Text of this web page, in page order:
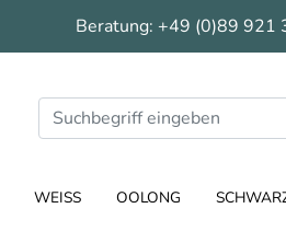
Beratung: +49 (0)89 921
WEISS OOLONG